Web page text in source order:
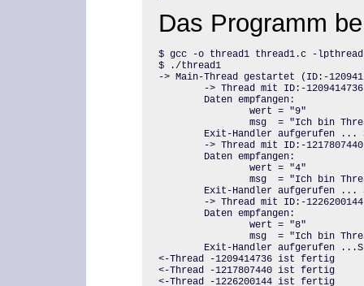
Das Programm
$ gcc -o thread1 thread1.c -lpthread
$ ./thread1
-> Main-Thread gestartet (ID:-
-> Thread mit ID:-1209414736
Daten empfangen:
wert = "9"
msg  = "Ich bin Thread
Exit-Handler aufgerufen ...
-> Thread mit ID:-1217807440
Daten empfangen:
wert = "4"
msg  = "Ich bin Thread
Exit-Handler aufgerufen ...
-> Thread mit ID:-1226200144
Daten empfangen:
wert = "8"
msg  = "Ich bin Thread
Exit-Handler aufgerufen
<-Thread -1209414736 ist fertig
<-Thread -1217807440 ist fertig
<-Thread -1226200144 ist fertig